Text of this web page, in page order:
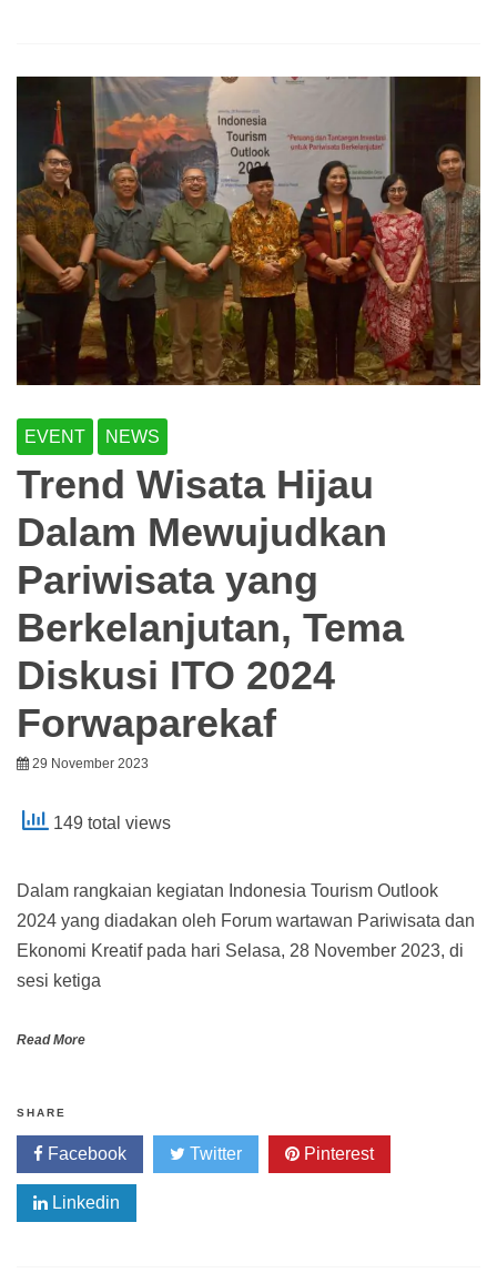
EVENT NEWS
Trend Wisata Hijau
Dalam Mewujudkan
Pariwisata yang
Berkelanjutan, Tema
Diskusi ITO 2024
Forwaparekaf
29 November 2023
149 total views
Dalam rangkaian kegiatan Indonesia Tourism Outlook
2024 yang diadakan oleh Forum wartawan Pariwisata dan
Ekonomi Kreatif pada hari Selasa, 28 November 2023, di
sesi ketiga
Read More
SHARE
Facebook Twitter Pinterest
Linkedin